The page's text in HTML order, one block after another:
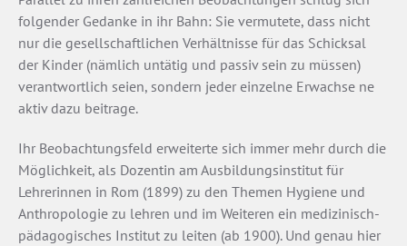
folgender Gedanke in ihr Bahn: Sie vermutete, dass nicht
nur die gesellschaftlichen Verhältnisse für das Schicksal
der Kinder (nämlich untätig und passiv sein zu müssen)
verantwortlich seien, sondern jeder einzelne Erwachse­ ne
aktiv dazu beitrage.
Ihr Beobachtungsfeld erweiterte sich immer mehr durch die
Möglichkeit, als Dozentin am Ausbildungsinstitut für
Lehrerinnen in Rom (1899) zu den Themen Hygiene und
Anthropologie zu lehren und im Weiteren ein medizinisch­
pädagogisches Institut zu leiten (ab 1900). Und genau hier